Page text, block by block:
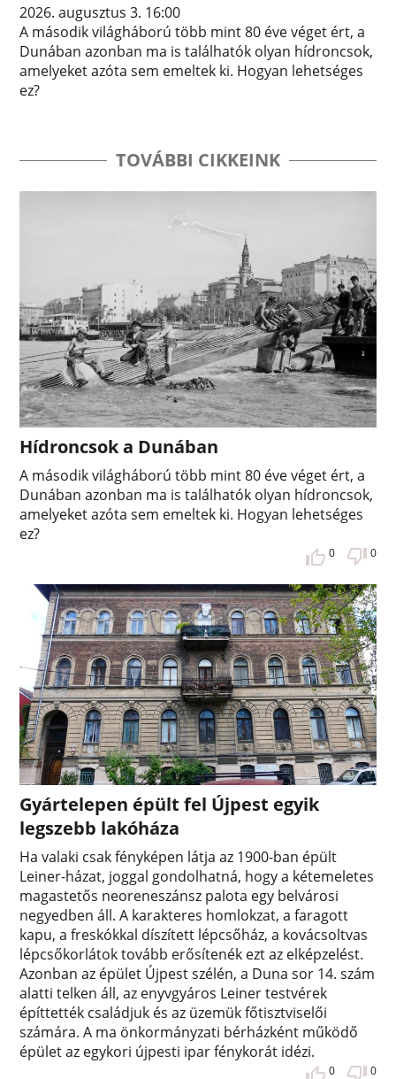
2026. augusztus 3. 16:00
A második világháború több mint 80 éve véget ért, a
Dunában azonban ma is találhatók olyan hídroncsok,
amelyeket azóta sem emeltek ki. Hogyan lehetséges
ez?
TOVÁBBI CIKKEINK
Hídroncsok a Dunában
A második világháború több mint 80 éve véget ért, a
Dunában azonban ma is találhatók olyan hídroncsok,
amelyeket azóta sem emeltek ki. Hogyan lehetséges
ez?
0 0
Gyártelepen épült fel Újpest egyik
legszebb lakóháza
Ha valaki csak fényképen látja az 1900-ban épült
Leiner-házat, joggal gondolhatná, hogy a kétemeletes
magastetős neoreneszánsz palota egy belvárosi
negyedben áll. A karakteres homlokzat, a faragott
kapu, a freskókkal díszített lépcsőház, a kovácsoltvas
lépcsőkorlátok tovább erősítenék ezt az elképzelést.
Azonban az épület Újpest szélén, a Duna sor 14. szám
alatti telken áll, az enyvgyáros Leiner testvérek
építtették családjuk és az üzemük főtisztviselői
számára. A ma önkormányzati bérházként működő
épület az egykori újpesti ipar fénykorát idézi.
0 0